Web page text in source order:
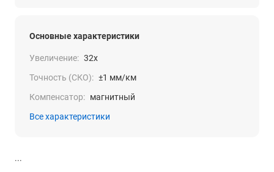
Основные характеристики
Увеличение: 32x
Точность (СКО): ±1 мм/км
Компенсатор: магнитный
Все характеристики
...